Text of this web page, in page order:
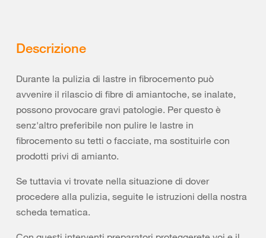
Descrizione
Durante la pulizia di lastre in fibrocemento può
avvenire il rilascio di fibre di amiantoche, se inalate,
possono provocare gravi patologie. Per questo è
senz'altro preferibile non pulire le lastre in
fibrocemento su tetti o facciate, ma sostituirle con
prodotti privi di amianto.
Se tuttavia vi trovate nella situazione di dover
procedere alla pulizia, seguite le istruzioni della nostra
scheda tematica.